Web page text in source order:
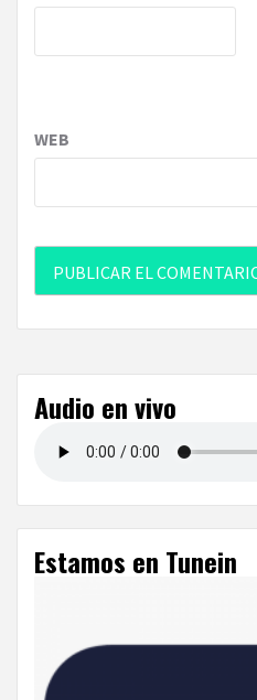
WEB
Audio en vivo
Estamos en Tunein